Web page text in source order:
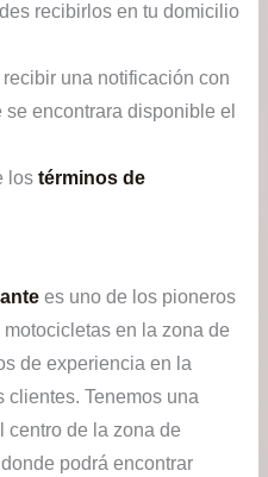
recibirlos en tu domicilio
una notificación con
encontrara disponible el
los términos de
es uno de los pioneros
en la zona de
de experiencia en la
clientes. Tenemos una
centro de la zona de
podrá encontrar